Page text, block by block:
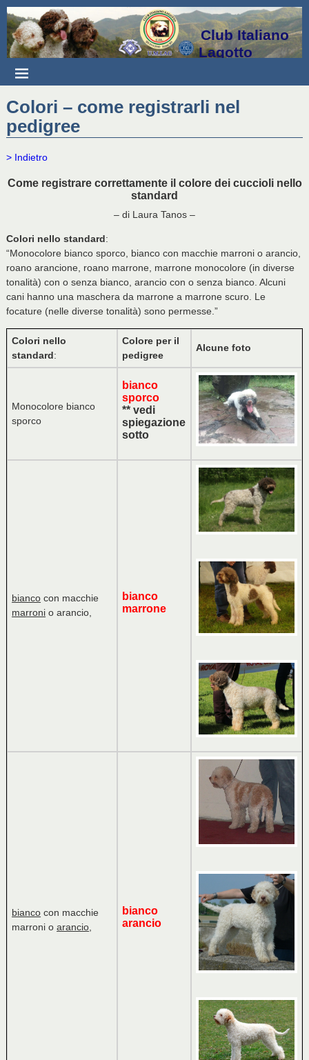
Club Italiano
Lagotto
Colori – come registrarli nel
pedigree
> Indietro
Come registrare correttamente il colore dei cuccioli nello
standard
– di Laura Tanos –
Colori nello standard:
“Monocolore bianco sporco, bianco con macchie marroni o arancio,
roano arancione, roano marrone, marrone monocolore (in diverse
tonalità) con o senza bianco, arancio con o senza bianco. Alcuni
cani hanno una maschera da marrone a marrone scuro. Le
focature (nelle diverse tonalità) sono permesse.”
Colori nello
standard:
Colore per il
pedigree
Alcune foto
Monocolore bianco
sporco
bianco
sporco
** vedi
spiegazione
sotto
bianco con macchie
marroni o arancio,
bianco
marrone
bianco con macchie
marroni oarancio,
bianco
arancio